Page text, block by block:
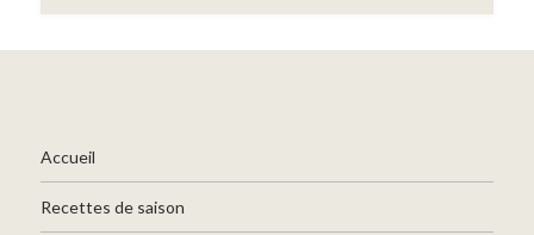
Accueil
Recettes de saison